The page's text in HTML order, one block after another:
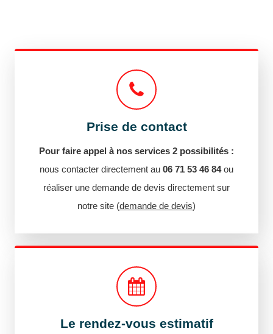
Prise de contact
Pour faire appel à nos services 2 possibilités :
nous contacter directement au 06 71 53 46 84ou
réaliser une demande de devis directement sur
notre site (demande de devis)
Le rendez-vous estimatif